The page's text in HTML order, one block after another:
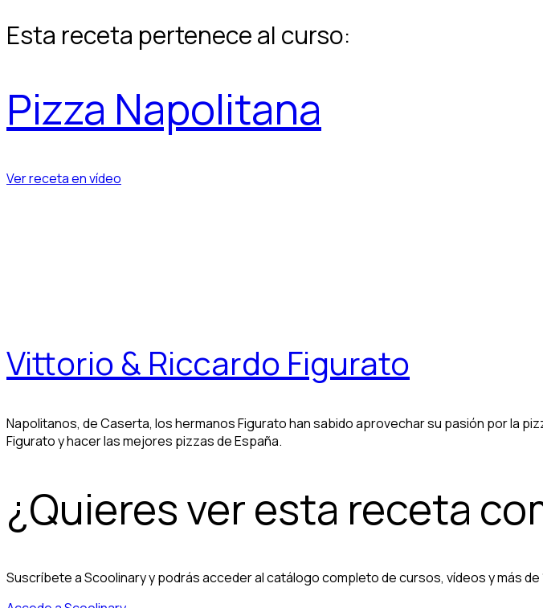
Esta receta pertenece al curso:
Pizza Napolitana
Ver receta en vídeo
Vittorio & Riccardo Figurato
Napolitanos, de Caserta, los hermanos Figurato han sabido aprovechar su pasión por la
Figurato y hacer las mejores pizzas de España.
¿Quieres ver esta receta
Suscríbete a Scoolinary y podrás acceder al catálogo completo de cursos, vídeos y más de